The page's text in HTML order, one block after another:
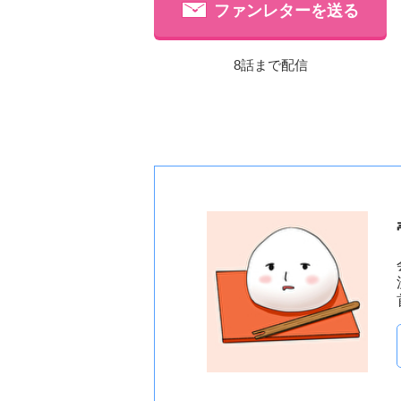
ファンレターを送る
8話まで配信